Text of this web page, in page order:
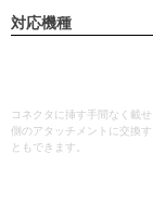
対応機種
コネクタに挿す手間なく載
側のアタッチメントに交換
ともできます。